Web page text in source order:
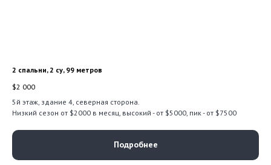
2 спальни, 2 су, 99 метров
$2 000
5й этаж, здание 4, северная сторона.
Низкий сезон от $2000 в месяц, высокий - от $5000, пик - от $7500
Подробнее